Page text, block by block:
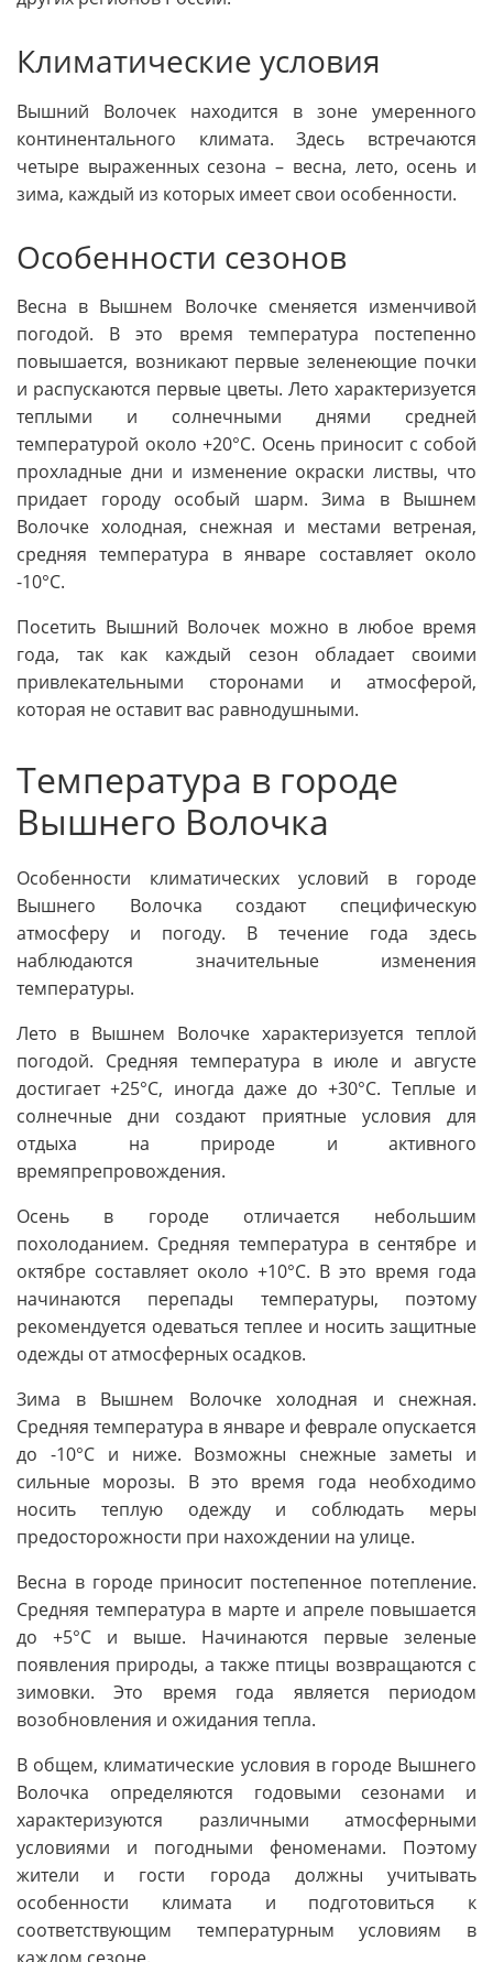
Климатические условия
Вышний Волочек находится в зоне умеренного
континентального климата. Здесь встречаются
четыре выраженных сезона – весна, лето, осень и
зима, каждый из которых имеет свои особенности.
Особенности сезонов
Весна в Вышнем Волочке сменяется изменчивой
погодой. В это время температура постепенно
повышается, возникают первые зеленеющие почки
и распускаются первые цветы. Лето характеризуется
теплыми и солнечными днями средней
температурой около +20°C. Осень приносит с собой
прохладные дни и изменение окраски листвы, что
придает городу особый шарм. Зима в Вышнем
Волочке холодная, снежная и местами ветреная,
средняя температура в январе составляет около
-10°C.
Посетить Вышний Волочек можно в любое время
года, так как каждый сезон обладает своими
привлекательными сторонами и атмосферой,
которая не оставит вас равнодушными.
Температура в городе
Вышнего Волочка
Особенности климатических условий в городе
Вышнего Волочка создают специфическую
атмосферу и погоду. В течение года здесь
наблюдаются значительные изменения
температуры.
Лето в Вышнем Волочке характеризуется теплой
погодой. Средняя температура в июле и августе
достигает +25°C, иногда даже до +30°C. Теплые и
солнечные дни создают приятные условия для
отдыха на природе и активного
времяпрепровождения.
Осень в городе отличается небольшим
похолоданием. Средняя температура в сентябре и
октябре составляет около +10°C. В это время года
начинаются перепады температуры, поэтому
рекомендуется одеваться теплее и носить защитные
одежды от атмосферных осадков.
Зима в Вышнем Волочке холодная и снежная.
Средняя температура в январе и феврале опускается
до -10°C и ниже. Возможны снежные заметы и
сильные морозы. В это время года необходимо
носить теплую одежду и соблюдать меры
предосторожности при нахождении на улице.
Весна в городе приносит постепенное потепление.
Средняя температура в марте и апреле повышается
до +5°C и выше. Начинаются первые зеленые
появления природы, а также птицы возвращаются с
зимовки. Это время года является периодом
возобновления и ожидания тепла.
В общем, климатические условия в городе Вышнего
Волочка определяются годовыми сезонами и
характеризуются различными атмосферными
условиями и погодными феноменами. Поэтому
жители и гости города должны учитывать
особенности климата и подготовиться к
соответствующим температурным условиям в